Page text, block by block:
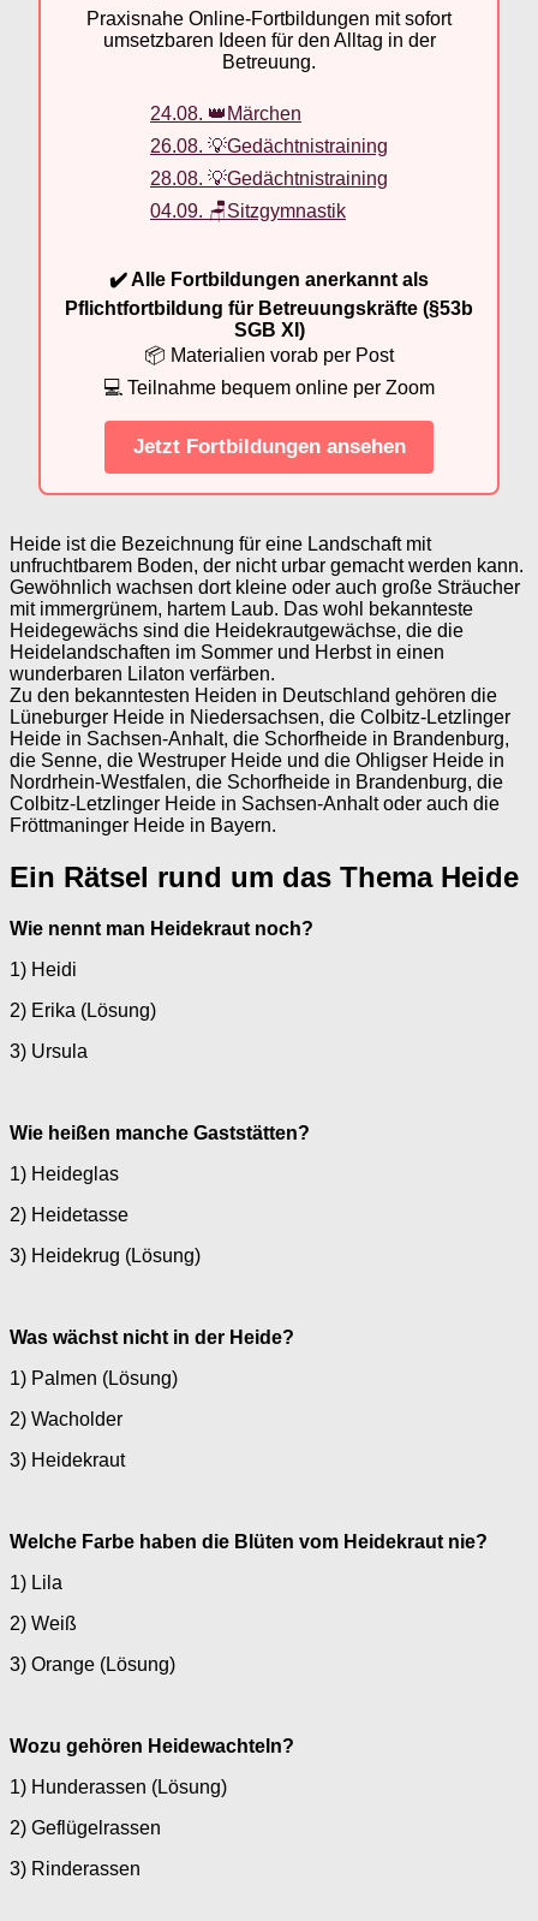
Praxisnahe Online-Fortbildungen mit sofort
umsetzbaren Ideen für den Alltag in der
Betreuung.
24.08. 👑Märchen
26.08. 💡Gedächtnistraining
28.08. 💡Gedächtnistraining
04.09. 🪑Sitzgymnastik
✔️ Alle Fortbildungen anerkannt als
Pflichtfortbildung für Betreuungskräfte (§53b
SGB XI)
📦 Materialien vorab per Post
💻 Teilnahme bequem online per Zoom
Jetzt Fortbildungen ansehen
Heide ist die Bezeichnung für eine Landschaft mit
unfruchtbarem Boden, der nicht urbar gemacht werden kann.
Gewöhnlich wachsen dort kleine oder auch große Sträucher
mit immergrünem, hartem Laub. Das wohl bekannteste
Heidegewächs sind die Heidekrautgewächse, die die
Heidelandschaften im Sommer und Herbst in einen
wunderbaren Lilaton verfärben.
Zu den bekanntesten Heiden in Deutschland gehören die
Lüneburger Heide in Niedersachsen, die Colbitz-Letzlinger
Heide in Sachsen-Anhalt, die Schorfheide in Brandenburg,
die Senne, die Westruper Heide und die Ohligser Heide in
Nordrhein-Westfalen, die Schorfheide in Brandenburg, die
Colbitz-Letzlinger Heide in Sachsen-Anhalt oder auch die
Fröttmaninger Heide in Bayern.
Ein Rätsel rund um das Thema Heide
Wie nennt man Heidekraut noch?
1) Heidi
2) Erika (Lösung)
3) Ursula
Wie heißen manche Gaststätten?
1) Heideglas
2) Heidetasse
3) Heidekrug (Lösung)
Was wächst nicht in der Heide?
1) Palmen (Lösung)
2) Wacholder
3) Heidekraut
Welche Farbe haben die Blüten vom Heidekraut nie?
1) Lila
2) Weiß
3) Orange (Lösung)
Wozu gehören Heidewachteln?
1) Hunderassen (Lösung)
2) Geflügelrassen
3) Rinderassen